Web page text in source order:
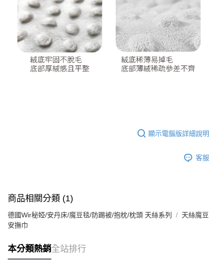
顯示電腦版詳細說明
客服
商品相關分類 (1)
德國Wir秘婭/安丹床/魔豆毯/防踢被/抱枕/枕頭 天絲系列
天絲魔豆
安撫巾
本分類熱銷全站排行